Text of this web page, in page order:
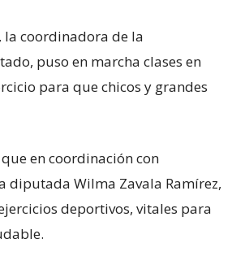
la coordinadora de la
puso en marcha clases en
para que chicos y grandes
en coordinación con
diputada Wilma Zavala Ramírez,
deportivos, vitales para